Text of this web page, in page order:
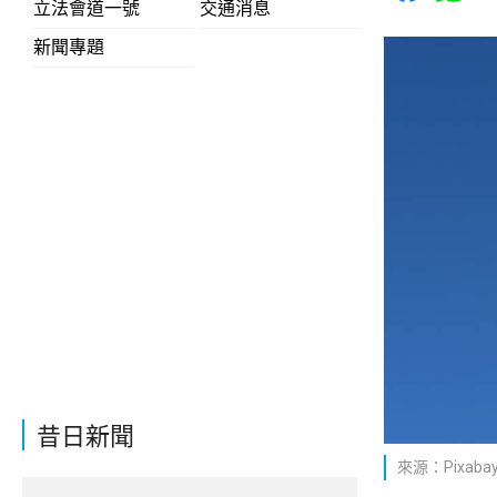
立法會道一號
交通消息
新聞專題
昔日新聞
來源：